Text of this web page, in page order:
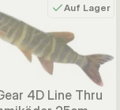
Auf Lager
4D Line Thru